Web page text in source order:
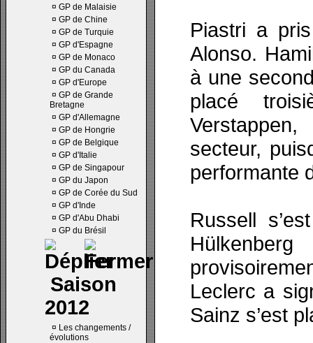
¤ GP de Malaisie
¤ GP de Chine
¤ GP de Turquie
¤ GP d'Espagne
¤ GP de Monaco
¤ GP du Canada
¤ GP d'Europe
¤ GP de Grande
Bretagne
¤ GP d'Allemagne
¤ GP de Hongrie
¤ GP de Belgique
¤ GP d'Italie
¤ GP de Singapour
¤ GP du Japon
¤ GP de Corée du Sud
¤ GP d'Inde
¤ GP d'Abu Dhabi
¤ GP du Brésil
Saison
2012
¤ Les changements /
évolutions
Piastri a
Alonso.
à une
placé
secteur,
performante
Russell
Leclerc a
Sainz s’est